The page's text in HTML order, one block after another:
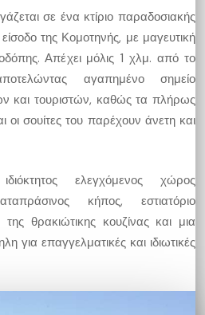
σε ένα κτίριο παραδοσιακής
είσοδο της Κομοτηνής, με μαγευτική
Απέχει μόλις 1 χλμ. από το
αγαπημένο σημείο
και τουριστών, καθώς τα πλήρως
οι σουίτες του παρέχουν άνετη και
ελεγχόμενος χώρος
κήπος, εστιατόριο
της θρακιώτικης κουζίνας και μια
για επαγγελματικές και ιδιωτικές